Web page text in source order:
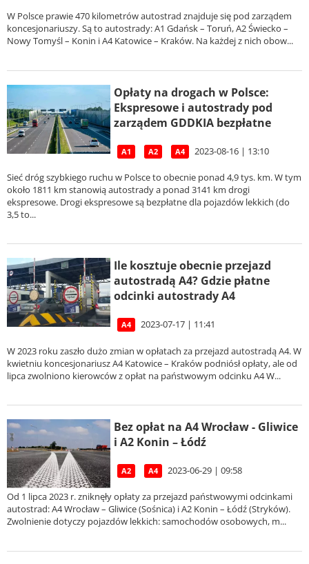
W Polsce prawie 470 kilometrów autostrad znajduje się pod zarządem
koncesjonariuszy. Są to autostrady: A1 Gdańsk – Toruń, A2 Świecko –
Nowy Tomyśl – Konin i A4 Katowice – Kraków. Na każdej z nich obow...
Opłaty na drogach w Polsce:
Ekspresowe i autostrady pod
zarządem GDDKIA bezpłatne
A1 A2 A4 2023-08-16 | 13:10
Sieć dróg szybkiego ruchu w Polsce to obecnie ponad 4,9 tys. km. W tym
około 1811 km stanowią autostrady a ponad 3141 km drogi
ekspresowe. Drogi ekspresowe są bezpłatne dla pojazdów lekkich (do
3,5 to...
Ile kosztuje obecnie przejazd
autostradą A4? Gdzie płatne
odcinki autostrady A4
A4 2023-07-17 | 11:41
W 2023 roku zaszło dużo zmian w opłatach za przejazd autostradą A4. W
kwietniu koncesjonariusz A4 Katowice – Kraków podniósł opłaty, ale od
lipca zwolniono kierowców z opłat na państwowym odcinku A4 W...
Bez opłat na A4 Wrocław - Gliwice
i A2 Konin – Łódź
A2 A4 2023-06-29 | 09:58
Od 1 lipca 2023 r. zniknęły opłaty za przejazd państwowymi odcinkami
autostrad: A4 Wrocław – Gliwice (Sośnica) i A2 Konin – Łódź (Stryków).
Zwolnienie dotyczy pojazdów lekkich: samochodów osobowych, m...